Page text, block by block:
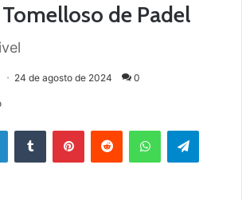
de Padel
24 de agosto de 2024 0